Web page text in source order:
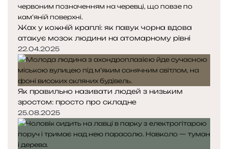
Жах у кожній краплі: як павук чорна вдова
атакує мозок людини на атомарному рівні
22.04.2025
Як правильно називати людей з низьким
зростом: просто про складне
25.08.2025